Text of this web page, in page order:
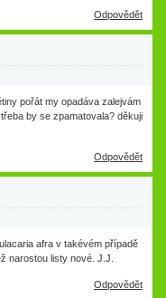
Odpovědět
pořát my opadáva zalejvám
by se zpamatovala? děkuji
Odpovědět
afra v takévém případě
narostou listy nové. J.J.
Odpovědět